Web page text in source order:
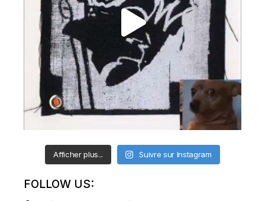
Afficher plus... Suivre sur Instagram
FOLLOW US: